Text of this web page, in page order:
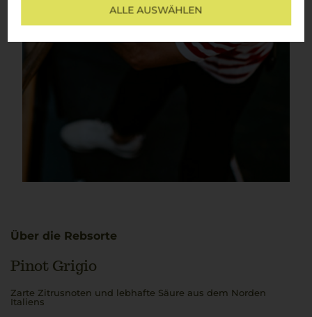
ALLE AUSWÄHLEN
Über die Rebsorte
Pinot Grigio
Zarte Zitrusnoten und lebhafte Säure aus dem Norden
Italiens